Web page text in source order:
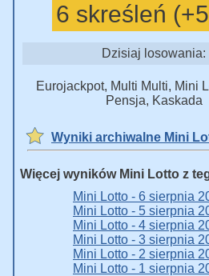
6 skreśleń
Dzisiaj losowania:
Eurojackpot, Multi Multi, Mini
Pensja, Kaskada
Wyniki archiwalne Mini
Więcej wyników Mini Lotto z
Mini Lotto - 6 sierpnia
Mini Lotto - 5 sierpnia
Mini Lotto - 4 sierpnia
Mini Lotto - 3 sierpnia
Mini Lotto - 2 sierpnia
Mini Lotto - 1 sierpnia